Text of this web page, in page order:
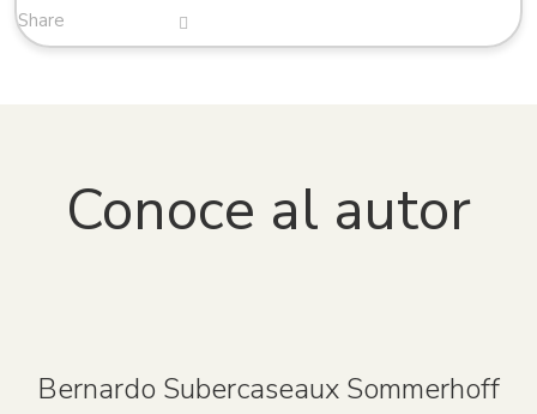
Share
Conoce al autor
Bernardo Subercaseaux Sommerhoff